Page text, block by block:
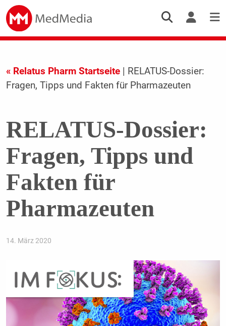
« Relatus Pharm Startseite| RELATUS-Dossier:
Fragen, Tipps und Fakten für Pharmazeuten
RELATUS-Dossier:
Fragen, Tipps und
Fakten für
Pharmazeuten
14. März 2020